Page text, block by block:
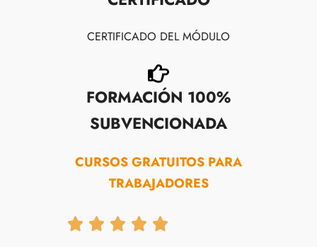
CERTIFICADO DEL MÓDULO
FORMACIÓN 100%
SUBVENCIONADA
CURSOS GRATUITOS PARA
TRABAJADORES
    